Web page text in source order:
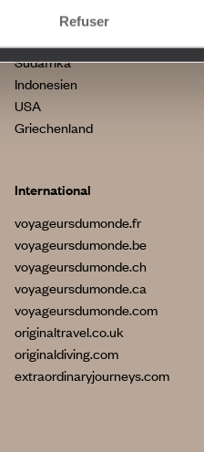
Refuser
Ägypten
Südafrika
Indonesien
USA
Griechenland
International
voyageursdumonde.fr
voyageursdumonde.be
voyageursdumonde.ch
voyageursdumonde.ca
voyageursdumonde.com
originaltravel.co.uk
originaldiving.com
extraordinaryjourneys.com